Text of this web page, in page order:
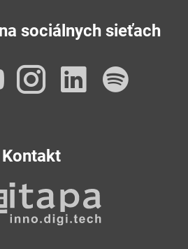
sociálnych sieťach
YouTube
Instagram
Kontakt